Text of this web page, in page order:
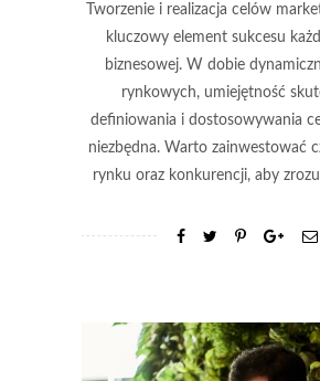
Tworzenie i realizacja celów
kluczowy element sukcesu
biznesowej. W dobie
rynkowych, umiejętność
definiowania i dostosowywania
niezbędna. Warto zainwestować
rynku oraz konkurencji, aby